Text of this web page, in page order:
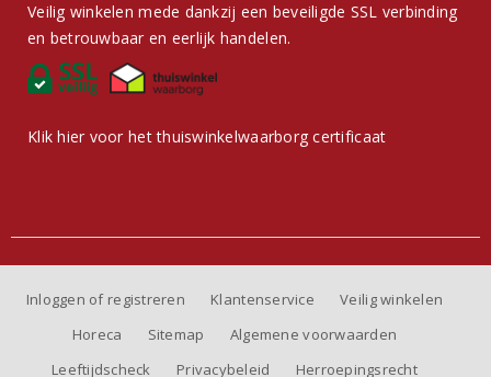
Veilig winkelen mede dankzij een beveiligde SSL verbinding
en betrouwbaar en eerlijk handelen.
Klik hier voor het thuiswinkelwaarborg certificaat
Inloggen of registreren Klantenservice
Veilig winkelen
Horeca
Sitemap
Algemene voorwaarden
Leeftijdscheck
Privacybeleid Herroepingsrecht